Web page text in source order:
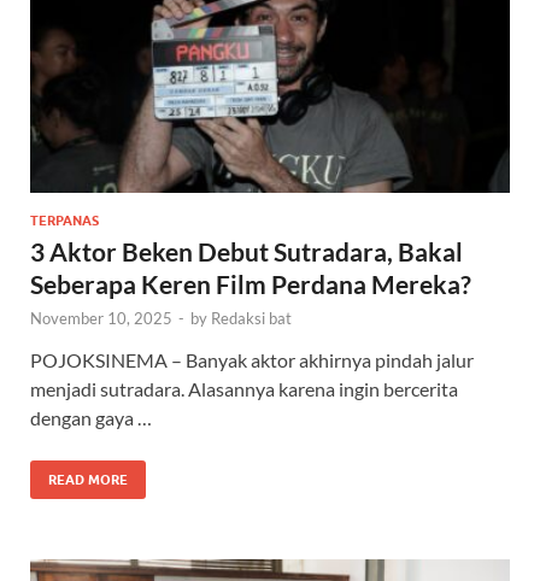
TERPANAS
3 Aktor Beken Debut Sutradara, Bakal
Seberapa Keren Film Perdana Mereka?
November 10, 2025 - by Redaksi bat
POJOKSINEMA – Banyak aktor akhirnya pindah jalur
menjadi sutradara. Alasannya karena ingin bercerita
dengan gaya …
READ MORE